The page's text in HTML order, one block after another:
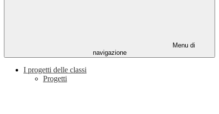
Menu di
navigazione
I progetti delle classi
Progetti